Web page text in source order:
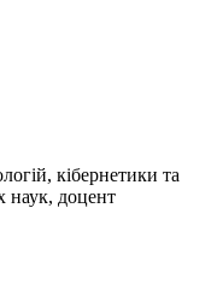
02.12.2021 –
(4,7 кредита
Дивись куди
щодо
з
(07.03.2023 р.).
службою
Сертифікат6
та
– 16.04.2024,
2024 від 16.04.2024.
кібернетики та
наук, доцент